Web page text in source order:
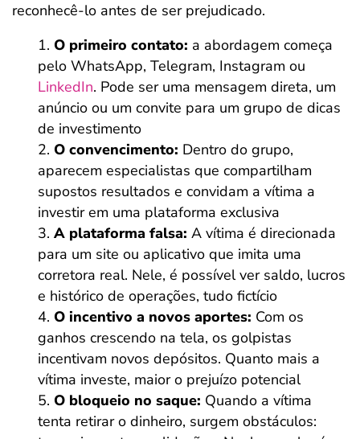
reconhecê-lo antes de ser prejudicado.
O primeiro contato: a abordagem começa
pelo WhatsApp, Telegram, Instagram ou
LinkedIn. Pode ser uma mensagem direta, um
anúncio ou um convite para um grupo de dicas
de investimento
O convencimento: Dentro do grupo,
aparecem especialistas que compartilham
supostos resultados e convidam a vítima a
investir em uma plataforma exclusiva
A plataforma falsa: A vítima é direcionada
para um site ou aplicativo que imita uma
corretora real. Nele, é possível ver saldo, lucros
e histórico de operações, tudo fictício
O incentivo a novos aportes: Com os
ganhos crescendo na tela, os golpistas
incentivam novos depósitos. Quanto mais a
vítima investe, maior o prejuízo potencial
O bloqueio no saque: Quando a vítima
tenta retirar o dinheiro, surgem obstáculos: